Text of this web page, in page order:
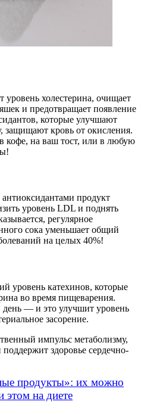
уровень холестерина, очищает
и предотвращает появление
которые улучшают
защищают кровь от окисления.
кофе, на ваш тост, или в любую
продукт
уровень LDL и поднять
регулярное
сока уменьшает общий
на целых 40%!
уровень катехинов, которые
во время пищеварения.
— и это улучшит уровень
засорение.
импульс метаболизму,
здоровье сердечно-
продукты»: их можно
этом на диете